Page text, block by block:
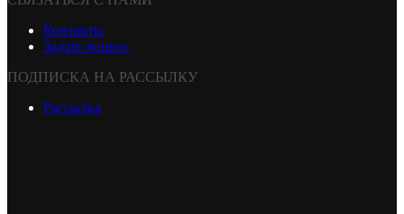
Контакты
Задать вопрос
ПОДПИСКА НА РАССЫЛКУ
Рассылка